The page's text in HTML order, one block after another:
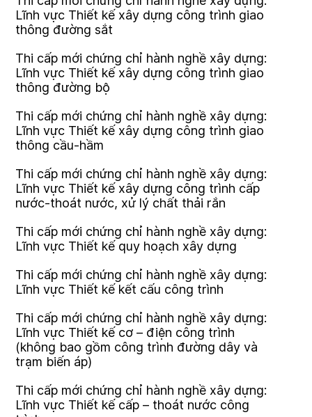
Lĩnh vực Thiết kế xây dựng công trình giao
thông đường sắt
Thi cấp mới chứng chỉ hành nghề xây dựng:
Lĩnh vực Thiết kế xây dựng công trình giao
thông đường bộ
Thi cấp mới chứng chỉ hành nghề xây dựng:
Lĩnh vực Thiết kế xây dựng công trình giao
thông cầu-hầm
Thi cấp mới chứng chỉ hành nghề xây dựng:
Lĩnh vực Thiết kế xây dựng công trình cấp
nước-thoát nước, xử lý chất thải rắn
Thi cấp mới chứng chỉ hành nghề xây dựng:
Lĩnh vực Thiết kế quy hoạch xây dựng
Thi cấp mới chứng chỉ hành nghề xây dựng:
Lĩnh vực Thiết kế kết cấu công trình
Thi cấp mới chứng chỉ hành nghề xây dựng:
Lĩnh vực Thiết kế cơ – điện công trình
(không bao gồm công trình đường dây và
trạm biến áp)
Thi cấp mới chứng chỉ hành nghề xây dựng:
Lĩnh vực Thiết kế cấp – thoát nước công